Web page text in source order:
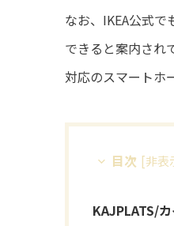
なお、IKEA公式
できると案内され
対応のスマートホ
目次 [非表
KAJPLATS/